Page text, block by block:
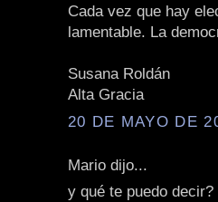
Cada vez que hay
lamentable. La
Susana Roldán
Alta Gracia
20 DE MAYO DE
Mario dijo...
y qué te puedo